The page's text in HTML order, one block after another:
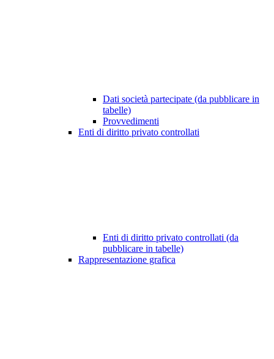
Dati società partecipate (da pubblicare in
tabelle)
Provvedimenti
Enti di diritto privato controllati
Enti di diritto privato controllati (da
pubblicare in tabelle)
Rappresentazione grafica